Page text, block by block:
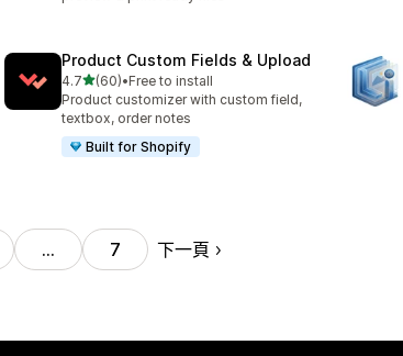
Product Custom Fields & Upload
4.7滿分 5 顆星
(60)
共有 60 則評價
•Free to install
Product customizer with custom field,
textbox, order notes
Built for Shopify
… 7 下一頁